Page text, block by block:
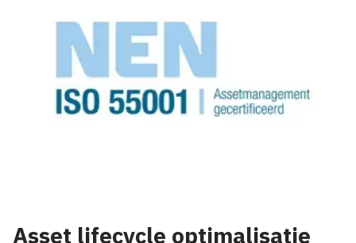
Asset lifecycle optimalisatie